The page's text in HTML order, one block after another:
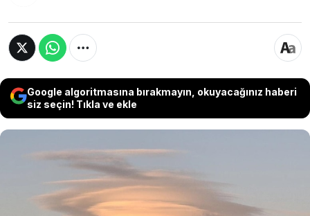
Google algoritmasına bırakmayın, okuyacağınız haberi
siz seçin! Tıkla ve ekle
Hatay'da birden ortaya çıkan